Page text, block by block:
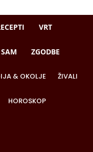
VRT
ZGODBE
& OKOLJE ŽIVALI
HOROSKOP